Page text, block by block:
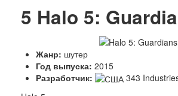
5 Halo 5:
Жанр: шутер
Год выпуска: 2015
Разработчик:
343